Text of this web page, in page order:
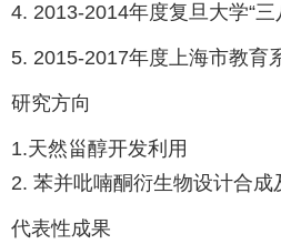
4. 2013-2014年度复旦大学“三
5. 2015-2017年度上海市教育
研究方向
1.天然甾醇开发利用
2. 苯并吡喃酮衍生物设计合成
代表性成果